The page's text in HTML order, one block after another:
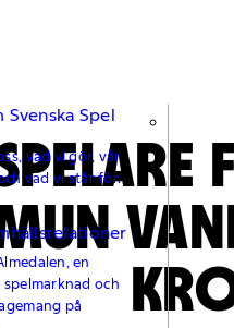
Svenska Spel
vad vi gör, vår
vad vi står för.
en
och
på